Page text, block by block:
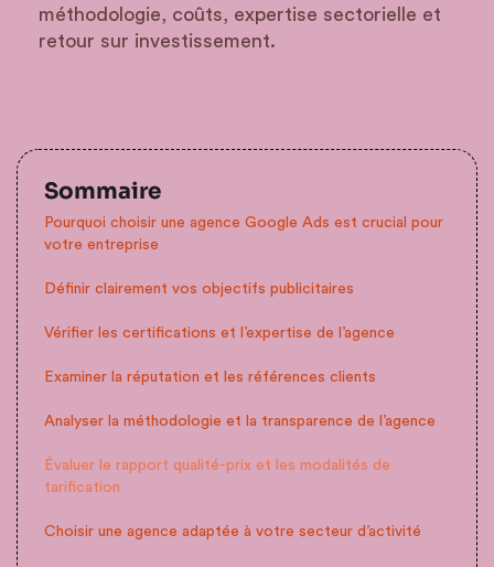
méthodologie, coûts, expertise sectorielle et
retour sur investissement.
Sommaire
Pourquoi choisir une agence Google Ads est crucial pour
votre entreprise
Définir clairement vos objectifs publicitaires
Vérifier les certifications et l’expertise de l’agence
Examiner la réputation et les références clients
Analyser la méthodologie et la transparence de l’agence
Évaluer le rapport qualité-prix et les modalités de
tarification
Choisir une agence adaptée à votre secteur d’activité